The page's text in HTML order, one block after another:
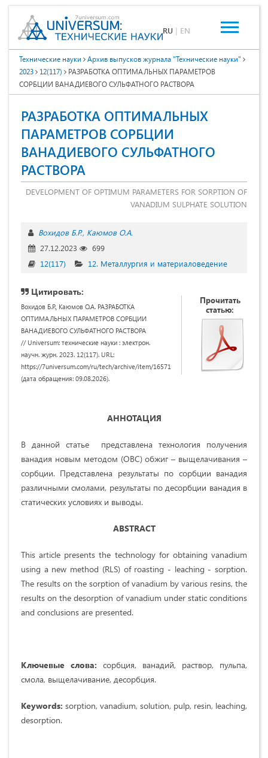
RU | EN
Технические науки
Архив выпусков журнала "Технические науки"
2023
12(117)
РАЗРАБОТКА ОПТИМАЛЬНЫХ ПАРАМЕТРОВ
СОРБЦИИ ВАНАДИЕВОГО СУЛЬФАТНОГО РАСТВОРА
РАЗРАБОТКА ОПТИМАЛЬНЫХ
ПАРАМЕТРОВ СОРБЦИИ
ВАНАДИЕВОГО СУЛЬФАТНОГО
РАСТВОРА
DEVELOPMENT OF OPTIMUM PARAMETERS FOR SORPTION OF
VANADIUM SULPHATE SOLUTION
Вохидов Б.Р. Каюмов О.А.
27.12.2023
699
12(117)
12. Металлургия и материаловедение
Цитировать:
Вохидов Б.Р., Каюмов О.А. РАЗРАБОТКА
ОПТИМАЛЬНЫХ ПАРАМЕТРОВ СОРБЦИИ
ВАНАДИЕВОГО СУЛЬФАТНОГО РАСТВОРА
// Universum: технические науки : электрон.
научн. журн. 2023. 12(117). URL:
https://7universum.com/ru/tech/archive/item/16571
(дата обращения: 09.08.2026).
Прочитать
статью:
АННОТАЦИЯ
В данной статье представлена технология получения
ванадия новым методом (ОВС) обжиг – выщелачивания –
сорбции. Представлена результаты по сорбции ванадия
различными смолами, результаты по десорбции ванадия в
статических условиях и выводы.
ABSTRACT
This article presents the technology for obtaining vanadium
using a new method (RLS) of roasting - leaching - sorption.
The results on the sorption of vanadium by various resins, the
results on the desorption of vanadium under static conditions
and conclusions are presented.
Ключевые слова: сорбция, ванадий, раствор, пульпа,
смола, выщелачивание, десорбция.
Keywords: sorption, vanadium, solution, pulp, resin, leaching,
desorption.